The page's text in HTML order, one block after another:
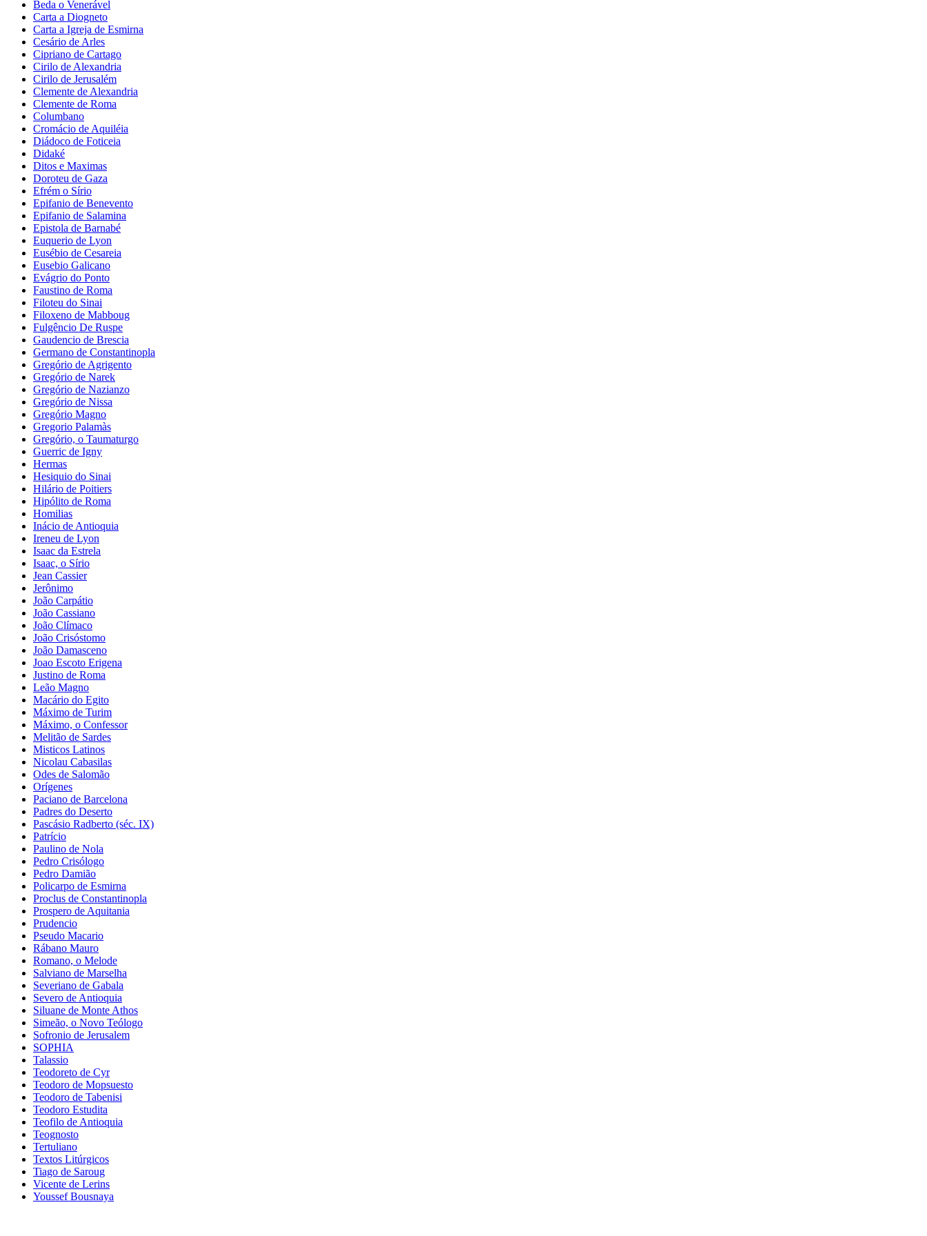
Beda o Venerável
Carta a Diogneto
Carta a Igreja de Esmirna
Cesário de Arles
Cipriano de Cartago
Cirilo de Alexandria
Cirilo de Jerusalém
Clemente de Alexandria
Clemente de Roma
Columbano
Cromácio de Aquiléia
Diádoco de Foticeia
Didaké
Ditos e Maximas
Doroteu de Gaza
Efrém o Sírio
Epifanio de Benevento
Epifanio de Salamina
Epistola de Barnabé
Euquerio de Lyon
Eusébio de Cesareia
Eusebio Galicano
Evágrio do Ponto
Faustino de Roma
Filoteu do Sinai
Filoxeno de Mabboug
Fulgêncio De Ruspe
Gaudencio de Brescia
Germano de Constantinopla
Gregório de Agrigento
Gregório de Narek
Gregório de Nazianzo
Gregório de Nissa
Gregório Magno
Gregorio Palamàs
Gregório, o Taumaturgo
Guerric de Igny
Hermas
Hesiquio do Sinai
Hilário de Poitiers
Hipólito de Roma
Homilias
Inácio de Antioquia
Ireneu de Lyon
Isaac da Estrela
Isaac, o Sírio
Jean Cassier
Jerônimo
João Carpátio
João Cassiano
João Clímaco
João Crisóstomo
João Damasceno
Joao Escoto Erigena
Justino de Roma
Leão Magno
Macário do Egito
Máximo de Turim
Máximo, o Confessor
Melitão de Sardes
Misticos Latinos
Nicolau Cabasilas
Odes de Salomão
Orígenes
Paciano de Barcelona
Padres do Deserto
Pascásio Radberto (séc. IX)
Patrício
Paulino de Nola
Pedro Crisólogo
Pedro Damião
Policarpo de Esmirna
Proclus de Constantinopla
Prospero de Aquitania
Prudencio
Pseudo Macario
Rábano Mauro
Romano, o Melode
Salviano de Marselha
Severiano de Gabala
Severo de Antioquia
Siluane de Monte Athos
Simeão, o Novo Teólogo
Sofronio de Jerusalem
SOPHIA
Talassio
Teodoreto de Cyr
Teodoro de Mopsuesto
Teodoro de Tabenisi
Teodoro Estudita
Teofilo de Antioquia
Teognosto
Tertuliano
Textos Litúrgicos
Tiago de Saroug
Vicente de Lerins
Youssef Bousnaya